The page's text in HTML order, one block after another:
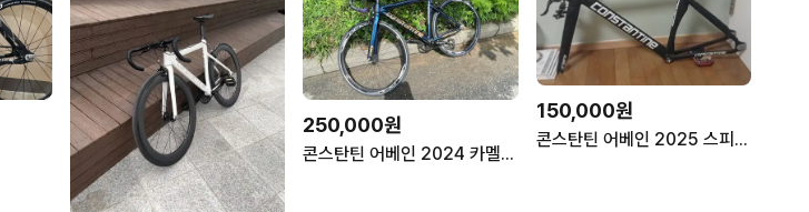
250,000원
콘스탄틴 어베인 2024 카멜레온 픽시 로드 판매/대차 자토바이
150,000원
콘스탄틴 어베인 2025 스피드블랙